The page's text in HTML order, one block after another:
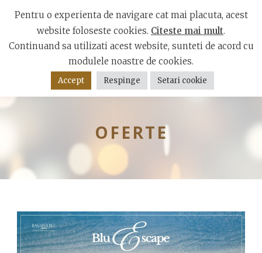
Bulevardul Mamaia, Constanța 900001
OFERTE
Pentru o experienta de navigare cat mai placuta, acest
website foloseste cookies. Citeste mai mult.
Continuand sa utilizati acest website, sunteti de acord cu
modulele noastre de cookies.
Accept Respinge Setari cookie